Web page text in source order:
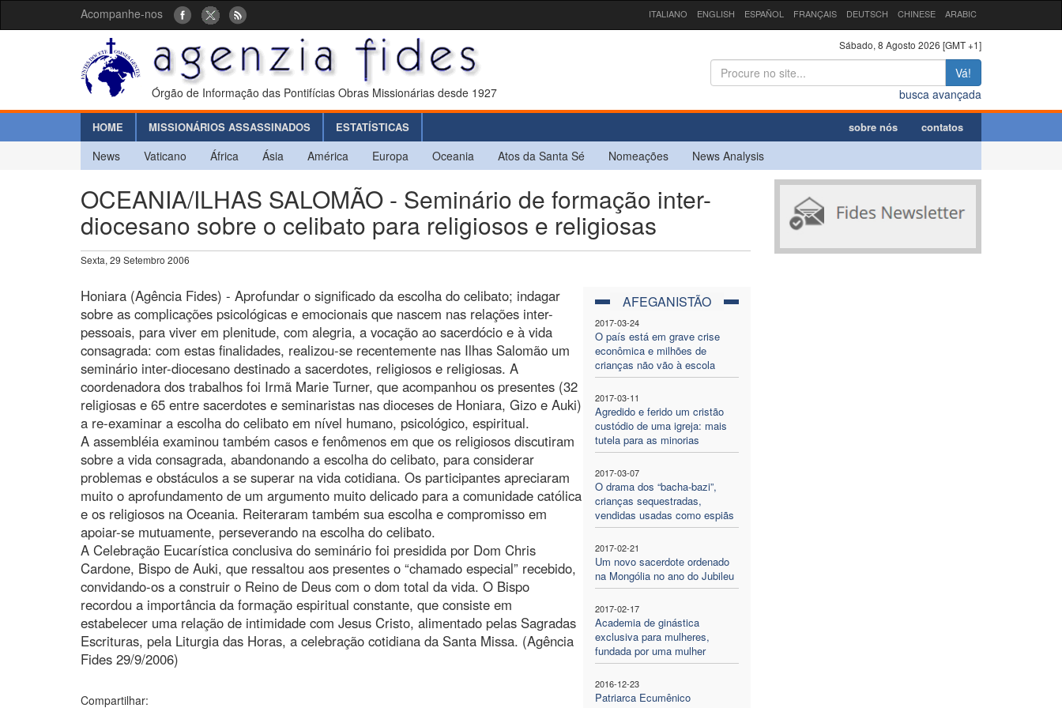
Acompanhe-nos ITALIANO ENGLISH ESPAÑOL FRANÇAIS DEUTSCH CHINESE ARABIC
Órgão de Informação das Pontifícias Obras Missionárias desde 1927
Sábado, 8 Agosto 2026 [GMT +1]
Vá!
busca avançada
HOME MISSIONÁRIOS ASSASSINADOS ESTATÍSTICAS sobre nós contatos
News Vaticano África Ásia América Europa Oceania Atos da Santa Sé Nomeações News Analysis
OCEANIA/ILHAS SALOMÃO - Seminário de formação inter-
diocesano sobre o celibato para religiosos e religiosas
Sexta, 29 Setembro 2006
AFEGANISTÃO
2017-03-24
O país está em grave crise
econômica e milhões de
crianças não vão à escola
2017-03-11
Agredido e ferido um cristão
custódio de uma igreja: mais
tutela para as minorias
2017-03-07
O drama dos “bacha-bazi”,
crianças sequestradas,
vendidas usadas como espiãs
2017-02-21
Um novo sacerdote ordenado
na Mongólia no ano do Jubileu
2017-02-17
Academia de ginástica
exclusiva para mulheres,
fundada por uma mulher
2016-12-23
Patriarca Ecumênico
Honiara (Agência Fides) - Aprofundar o significado da escolha do celibato; indagar
sobre as complicações psicológicas e emocionais que nascem nas relações inter-
pessoais, para viver em plenitude, com alegria, a vocação ao sacerdócio e à vida
consagrada: com estas finalidades, realizou-se recentemente nas Ilhas Salomão um
seminário inter-diocesano destinado a sacerdotes, religiosos e religiosas. A
coordenadora dos trabalhos foi Irmã Marie Turner, que acompanhou os presentes (32
religiosas e 65 entre sacerdotes e seminaristas nas dioceses de Honiara, Gizo e Auki)
a re-examinar a escolha do celibato em nível humano, psicológico, espiritual.
A assembléia examinou também casos e fenômenos em que os religiosos discutiram
sobre a vida consagrada, abandonando a escolha do celibato, para considerar
problemas e obstáculos a se superar na vida cotidiana. Os participantes apreciaram
muito o aprofundamento de um argumento muito delicado para a comunidade católica
e os religiosos na Oceania. Reiteraram também sua escolha e compromisso em
apoiar-se mutuamente, perseverando na escolha do celibato.
A Celebração Eucarística conclusiva do seminário foi presidida por Dom Chris
Cardone, Bispo de Auki, que ressaltou aos presentes o “chamado especial” recebido,
convidando-os a construir o Reino de Deus com o dom total da vida. O Bispo
recordou a importância da formação espiritual constante, que consiste em
estabelecer uma relação de intimidade com Jesus Cristo, alimentado pelas Sagradas
Escrituras, pela Liturgia das Horas, a celebração cotidiana da Santa Missa. (Agência
Fides 29/9/2006)
Compartilhar: